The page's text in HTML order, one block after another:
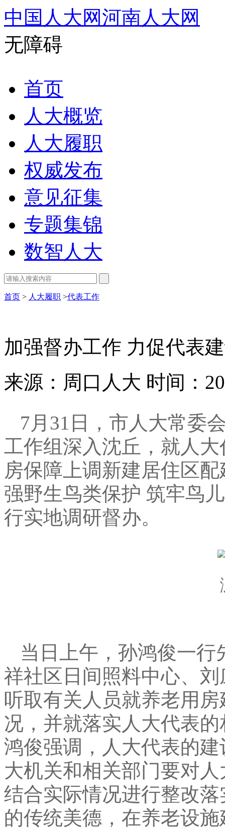
中国人大网河南人大网
无障碍
首页
人大概览
人大履职
权威发布
意见征集
专题集锦
数智人大
首页 > 人大履职 >代表工作
加强督办工作 力促代表
来源：周口人大 时间：
7月31日
， 市人大常委
工作组深入沈丘 ， 就人
房保障上调新建居住区
强野生鸟类保护 筑牢鸟
行实地调研督办。
当日上午 ， 孙鸿俊一行
祥社区日间照料中心、
听取有关人员就养老用
况 ， 并就落实人大代表
鸿俊强调 ， 人大代表的
大机关和相关部门要对
结合实际情况进行整改落
的传统美德 ， 在养老设施